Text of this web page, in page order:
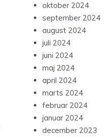
oktober 2024
september 2024
august 2024
juli 2024
juni 2024
maj 2024
april 2024
marts 2024
februar 2024
januar 2024
december 2023